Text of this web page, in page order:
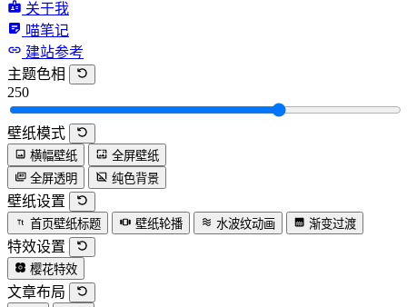
关于我
喵笔记
建站参考
主题色相
250
壁纸模式
横幅壁纸
全屏壁纸
全屏透明
纯色背景
壁纸设置
首页壁纸标题 壁纸轮播 水波纹动画 渐变过渡
特效设置
樱花特效
文章布局